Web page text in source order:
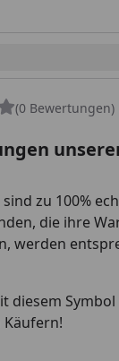
(0 Bewertungen)
zu 100%
die ihre
werden
diesem